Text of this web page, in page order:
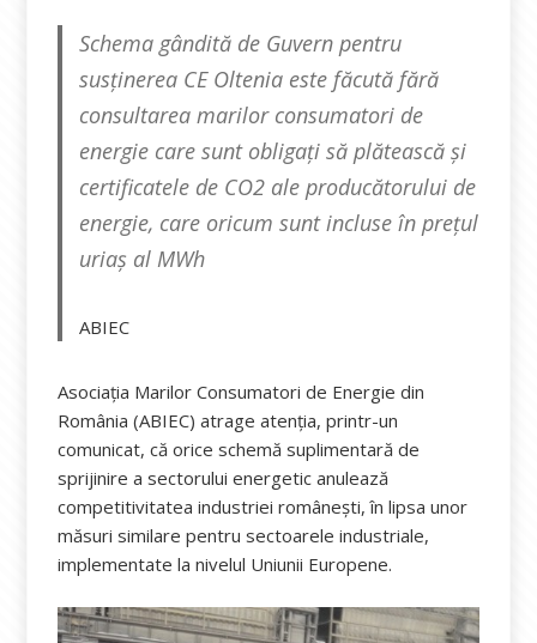
Schema gândită de Guvern pentru
susținerea CE Oltenia este făcută fără
consultarea marilor consumatori de
energie care sunt obligați să plătească și
certificatele de CO2 ale producătorului de
energie, care oricum sunt incluse în prețul
uriaș al MWh
ABIEC
Asociația Marilor Consumatori de Energie din
România (ABIEC) atrage atenția, printr-un
comunicat, că orice schemă suplimentară de
sprijinire a sectorului energetic anulează
competitivitatea industriei românești, în lipsa unor
măsuri similare pentru sectoarele industriale,
implementate la nivelul Uniunii Europene.